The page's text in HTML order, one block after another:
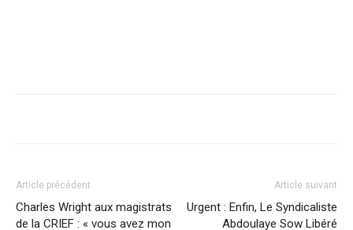
Article précédent
Charles Wright aux magistrats
de la CRIEF : « vous avez mon
Article suivant
Urgent : Enfin, Le Syndicaliste
Abdoulaye Sow Libéré